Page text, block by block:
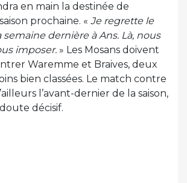
en main la destinée de
prochaine. « Je regrette le
semaine dernière à Ans. Là, nous
imposer. » Les Mosans doivent
Waremme et Braives, deux
bien classées. Le match contre
l’avant-dernier de la saison,
décisif.